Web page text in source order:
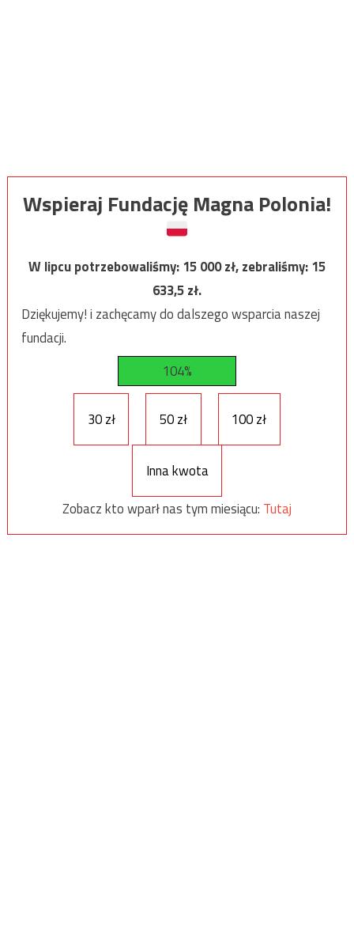
Wspieraj Fundację Magna Polonia!
W lipcu potrzebowaliśmy:15 000zł, zebraliśmy:15
633,5zł.
Dziękujemy! i zachęcamy do dalszego wsparcia naszej
fundacji.
104%
30 zł 50 zł 100 zł
Inna kwota
Zobacz kto wparł nas tym miesiącu: Tutaj